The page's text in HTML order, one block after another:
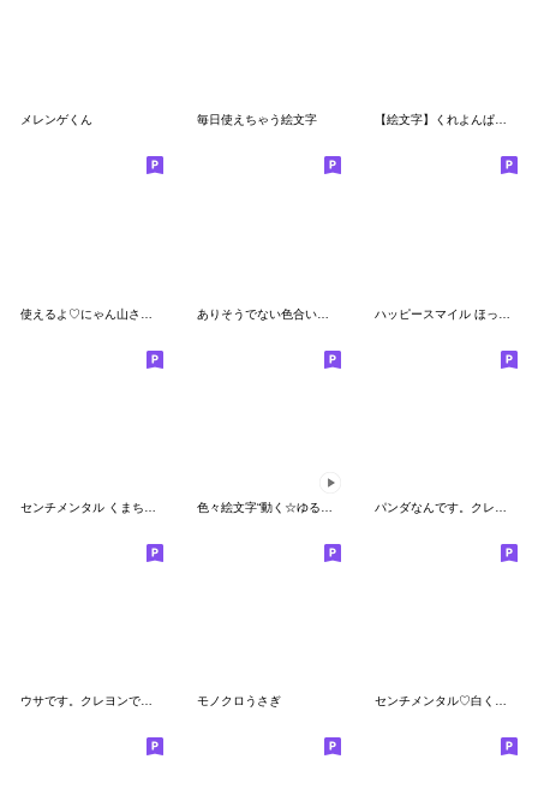
メレンゲくん 毎日使えちゃう絵文字 【絵文字】くれよんぱんだ
ウサです。クレヨンです。 モノクロうさぎ センチメンタル♡白くまちゃん